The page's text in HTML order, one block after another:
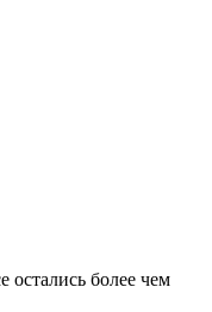
остались более чем